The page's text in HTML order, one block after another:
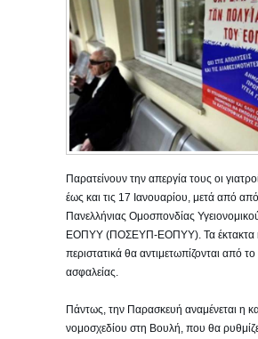
Παρατείνουν την απεργία τους οι
έως και τις 17 Ιανουαρίου, μετά από
Πανελλήνιας Ομοσπονδίας
ΕΟΠΥΥ (ΠΟΣΕΥΠ-ΕΟΠΥΥ). Τα έκτακτα
περιστατικά θα αντιμετωπίζονται από
ασφαλείας.
Πάντως, την Παρασκευή αναμένεται η
νομοσχεδίου στη Βουλή, που θα